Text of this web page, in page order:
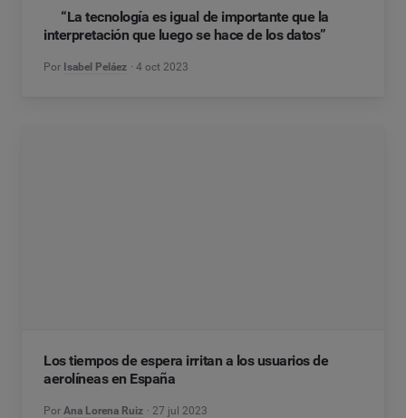
“La tecnología es igual de importante que la
interpretación que luego se hace de los datos”
Por Isabel Peláez 4 oct 2023
Los tiempos de espera irritan a los usuarios de
aerolíneas en España
Por Ana Lorena Ruiz 27 jul 2023